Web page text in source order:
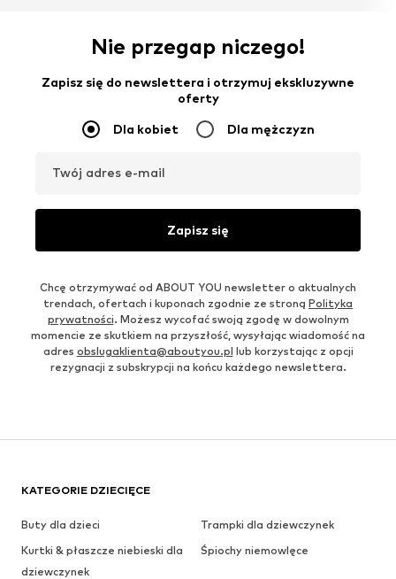
Nie przegap niczego!
Zapisz się do newslettera i otrzymuj ekskluzywne
oferty
Dla kobiet Dla mężczyzn
Twój adres e-mail
Zapisz się
Chcę otrzymywać od ABOUT YOU newsletter o aktualnych
trendach, ofertach i kuponach zgodnie ze stroną Polityka
prywatności. Możesz wycofać swoją zgodę w dowolnym
momencie ze skutkiem na przyszłość, wysyłając wiadomość na
adres obslugaklienta@aboutyou.pl lub korzystając z opcji
rezygnacji z subskrypcji na końcu każdego newslettera.
KATEGORIE DZIECIĘCE
Buty dla dzieci
Trampki dla dziewczynek
Kurtki & płaszcze niebieski dla
dziewczynek
Śpiochy niemowlęce